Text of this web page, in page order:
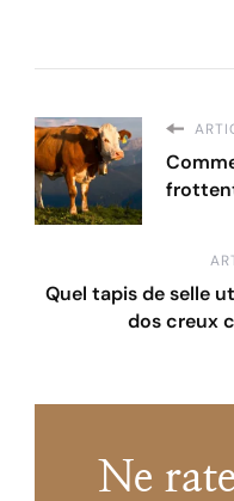
Quel tapis de selle
dos creux
Ne